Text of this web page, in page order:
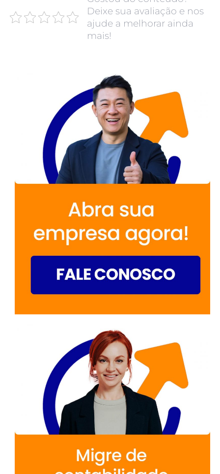
Deixe sua avaliação e nos
ajude a melhorar ainda
mais!